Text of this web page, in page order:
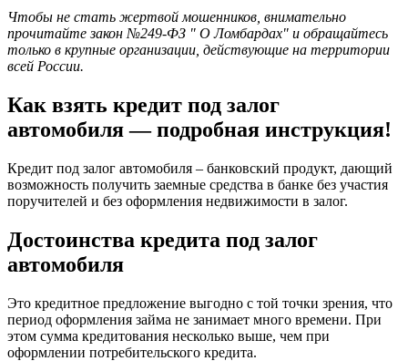
Чтобы не стать жертвой мошенников, внимательно
прочитайте закон №249-ФЗ " О Ломбардах" и обращайтесь
только в крупные организации, действующие на территории
всей России.
Как взять кредит под залог
автомобиля — подробная инструкция!
Кредит под залог автомобиля – банковский продукт, дающий
возможность получить заемные средства в банке без участия
поручителей и без оформления недвижимости в залог.
Достоинства кредита под залог
автомобиля
Это кредитное предложение выгодно с той точки зрения, что
период оформления займа не занимает много времени. При
этом сумма кредитования несколько выше, чем при
оформлении потребительского кредита.